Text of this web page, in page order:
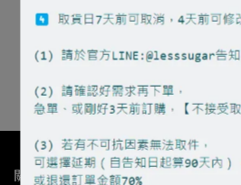
抹茶生乳捲
NT$480
關於我們